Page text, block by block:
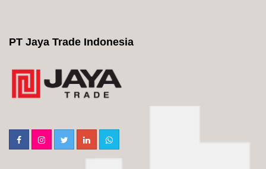
PT Jaya Trade Indonesia